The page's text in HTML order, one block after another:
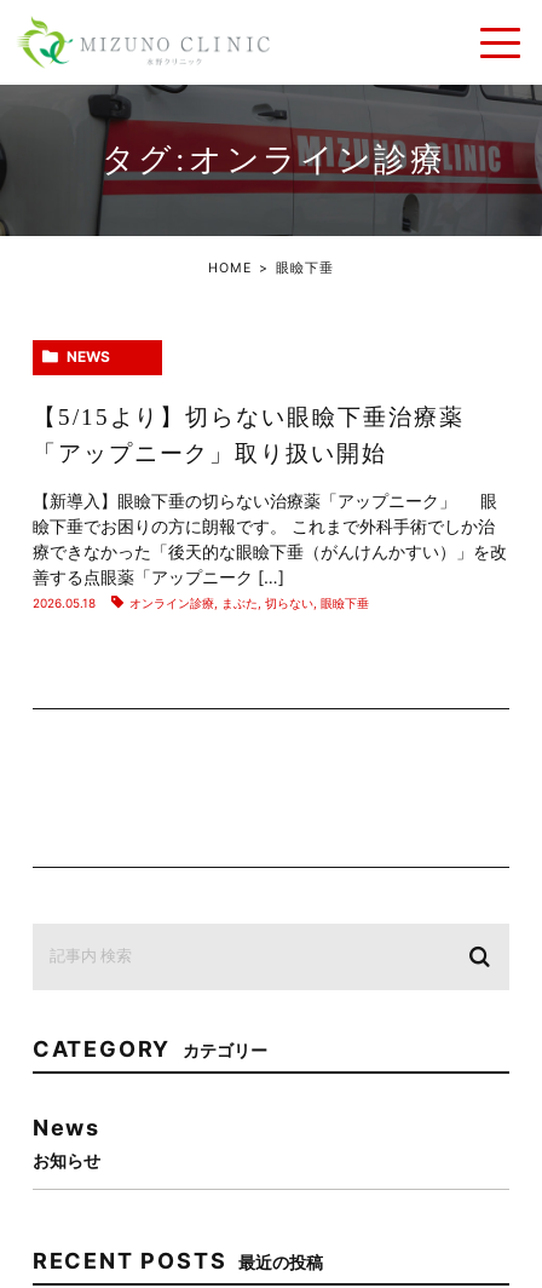
タグ:オンライン診療
HOME 眼瞼下垂
NEWS
【5/15より】切らない眼瞼下垂治療薬
「アップニーク」取り扱い開始
【新導入】眼瞼下垂の切らない治療薬「アップニーク」 眼
瞼下垂でお困りの方に朗報です。 これまで外科手術でしか治
療できなかった「後天的な眼瞼下垂（がんけんかすい）」を改
善する点眼薬「アップニーク […]
2026.05.18 オンライン診療, まぶた 切らない, 眼瞼下垂
CATEGORY カテゴリー
News
お知らせ
RECENT POSTS 最近の投稿